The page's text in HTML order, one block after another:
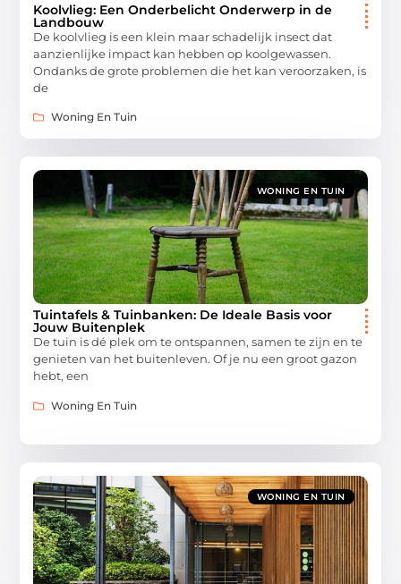
Koolvlieg: Een Onderbelicht Onderwerp in de
Landbouw
De koolvlieg is een klein maar schadelijk insect dat
aanzienlijke impact kan hebben op koolgewassen.
Ondanks de grote problemen die het kan veroorzaken, is
de
Woning En Tuin
WONING EN TUIN
Tuintafels & Tuinbanken: De Ideale Basis voor
Jouw Buitenplek
De tuin is dé plek om te ontspannen, samen te zijn en te
genieten van het buitenleven. Of je nu een groot gazon
hebt, een
Woning En Tuin
WONING EN TUIN